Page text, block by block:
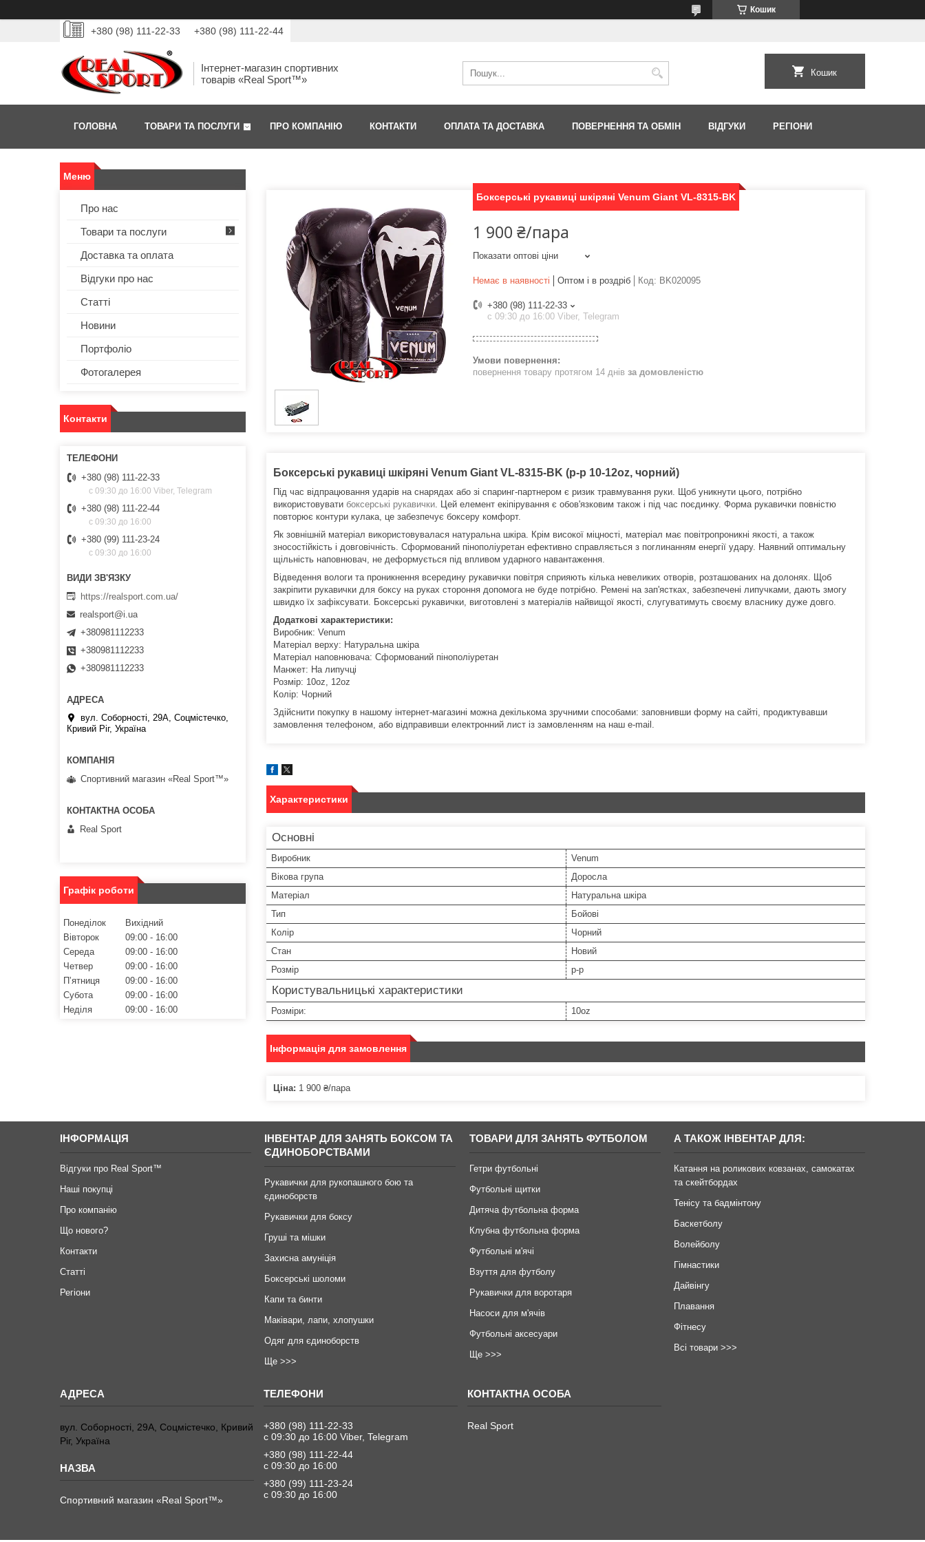
Кошик
+380 (98) 111-22-33 +380 (98) 111-22-44
Інтернет-магазин спортивних
товарів «Real Sport™»
Кошик
ГОЛОВНА ТОВАРИ ТА ПОСЛУГИ ПРО КОМПАНІЮ КОНТАКТИ ОПЛАТА ТА ДОСТАВКА ПОВЕРНЕННЯ ТА ОБМІН ВІДГУКИ РЕГІОНИ
Боксерські рукавиці шкіряні Venum Giant VL-8315-BK
1 900 ₴/пара
Показати оптові ціни
Немає в наявності Оптом і в роздріб Код: BK020095
+380 (98) 111-22-33
с 09:30 до 16:00 Viber, Telegram
повернення товару протягом 14 днів за домовленістю
Боксерські рукавиці шкіряні Venum Giant VL-8315-BK (р-р 10-12oz, чорний)
Під час відпрацювання ударів на снарядах або зі спаринг-партнером є ризик травмування руки. Щоб уникнути цього, потрібно
використовувати боксерські рукавички. Цей елемент екіпірування є обов'язковим також і під час поєдинку. Форма рукавички повністю
повторює контури кулака, це забезпечує боксеру комфорт.
Як зовнішній матеріал використовувалася натуральна шкіра. Крім високої міцності, матеріал має повітропроникні якості, а також
зносостійкість і довговічність. Сформований пінополіуретан ефективно справляється з поглинанням енергії удару. Наявний оптимальну
щільність наповнювач, не деформується під впливом ударного навантаження.
Відведення вологи та проникнення всередину рукавички повітря сприяють кілька невеликих отворів, розташованих на долонях. Щоб
закріпити рукавички для боксу на руках стороння допомога не буде потрібно. Ремені на зап'ястках, забезпечені липучками, дають змогу
швидко їх зафіксувати. Боксерські рукавички, виготовлені з матеріалів найвищої якості, слугуватимуть своєму власнику дуже довго.
Додаткові характеристики:
Виробник: Venum
Матеріал верху: Натуральна шкіра
Матеріал наповнювача: Сформований пінополіуретан
Манжет: На липучці
Розмір: 10oz, 12oz
Колір: Чорний
Здійснити покупку в нашому інтернет-магазині можна декількома зручними способами: заповнивши форму на сайті, продиктувавши
замовлення телефоном, або відправивши електронний лист із замовленням на наш e-mail.
Характеристики
Основні
Виробник
Venum
Вікова група
Доросла
Матеріал
Натуральна шкіра
Тип
Бойові
Колір
Чорний
Стан
Новий
Розмір
р-р
Користувальницькі характеристики
Розміри: 10oz
Інформація для замовлення
Ціна: 1 900 ₴/пара
Про нас
Товари та послуги
Доставка та оплата
Відгуки про нас
Статті
Новини
Портфоліо
Фотогалерея
Контакти
+380 (98) 111-22-33
с 09:30 до 16:00 Viber, Telegram
+380 (98) 111-22-44
с 09:30 до 16:00
+380 (99) 111-23-24
с 09:30 до 16:00
https://realsport.com.ua/
realsport@i.ua
+380981112233
+380981112233
+380981112233
вул. Соборності, 29А, Соцмістечко,
Кривий Ріг, Україна
Спортивний магазин «Real Sport™»
Real Sport
Графік роботи
Понеділок
Вихідний
Вівторок
09:00
16:00
Середа
09:00
16:00
Четвер
09:00
16:00
Пʼятниця
09:00
16:00
Субота
09:00
16:00
Неділя
09:00 16:00
ІНФОРМАЦІЯ
Відгуки про Real Sport™
Наші покупці
Про компанію
Що нового?
Контакти
Статті
Регіони
ІНВЕНТАР ДЛЯ ЗАНЯТЬ БОКСОМ ТА
ЄДИНОБОРСТВАМИ
Рукавички для рукопашного бою та
єдиноборств
Рукавички для боксу
Груші та мішки
Захисна амуніція
Боксерські шоломи
Капи та бинти
Маківари, лапи, хлопушки
Одяг для єдиноборств
Ще >>>
ТОВАРИ ДЛЯ ЗАНЯТЬ ФУТБОЛОМ
Гетри футбольні
Футбольні щитки
Дитяча футбольна форма
Клубна футбольна форма
Футбольні м'ячі
Взуття для футболу
Рукавички для воротаря
Насоси для м'ячів
Футбольні аксесуари
Ще >>>
А ТАКОЖ ІНВЕНТАР ДЛЯ:
Катання на роликових ковзанах, самокатах
та скейтбордах
Тенісу та бадмінтону
Баскетболу
Волейболу
Гімнастики
Дайвінгу
Плавання
Фітнесу
Всі товари >>>
вул. Соборності, 29А, Соцмістечко, Кривий
Ріг, Україна
Спортивний магазин «Real Sport™»
+380 (98) 111-22-33
с 09:30 до 16:00 Viber, Telegram
+380 (98) 111-22-44
с 09:30 до 16:00
+380 (99) 111-23-24
с 09:30 до 16:00
Real Sport